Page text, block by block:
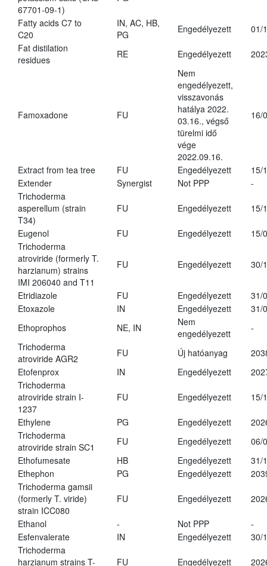
67701-09-1)
Fatty acids C7 to
C20
IN, AC, HB,
PG
Engedélyezett
01/
Fat distilation
residues
RE Engedélyezett
Famoxadone FU
Nem
engedélyezett,
visszavonás
hatálya 2022.
03.16., végső
türelmi idő
vége
2022.09.16.
16/
Extract from tea tree FU Engedélyezett
15/
Extender
Synergist Not PPP
-
Trichoderma
asperellum (strain
T34)
FU Engedélyezett 15/
Eugenol FU Engedélyezett
15/
Trichoderma
atroviride (formerly T.
harzianum) strains
IMI 206040 and T11
FU Engedélyezett 30/
Etridiazole FU Engedélyezett
31/
Etoxazole
IN Engedélyezett
31/
Ethoprophos
NE, IN
Nem
engedélyezett
-
Trichoderma
atroviride AGR2
FU Új hatóanyag
Etofenprox
IN Engedélyezett
Trichoderma
atroviride strain I-
1237
FU Engedélyezett 15/
Ethylene PG Engedélyezett
Trichoderma
atroviride strain SC1
FU Engedélyezett
06/
Ethofumesate
HB Engedélyezett
31/
Ethephon
PG Engedélyezett
Trichoderma gamsii
(formerly T. viride)
strain ICC080
FU Engedélyezett
Ethanol - Not PPP
-
Esfenvalerate
IN Engedélyezett
30/
Trichoderma
harzianum strains T-
FU Engedélyezett